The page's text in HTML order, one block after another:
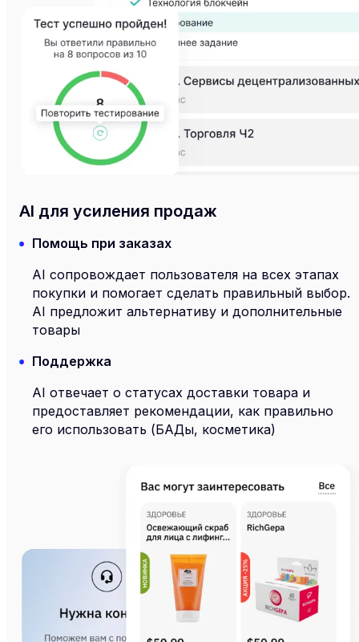
AI для усиления продаж
Помощь при заказах
AI сопровождает пользователя на всех этапах
покупки и помогает сделать правильный выбор.
AI предложит альтернативу и дополнительные
товары
Поддержка
AI отвечает о статусах доставки товара и
предоставляет рекомендации, как правильно
его использовать (БАДы, косметика)